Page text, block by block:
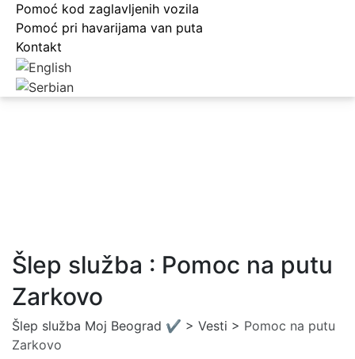
Pomoć kod zaglavljenih vozila
Pomoć pri havarijama van puta
Kontakt
Šlep služba : Pomoc na putu
Zarkovo
Šlep služba Moj Beograd ✔️ > Vesti > Pomoc na putu
Zarkovo